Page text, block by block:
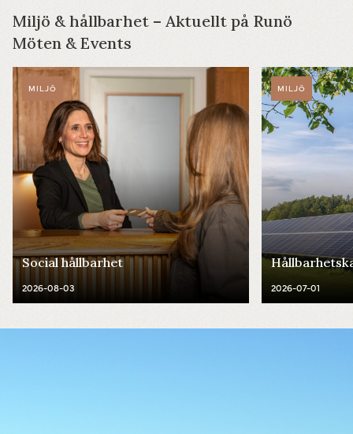
Miljö & hållbarhet – Aktuellt på Runö
Möten & Events
MILJÖ
Social hållbarhet
2026-08-03
MILJÖ
2026-07-01